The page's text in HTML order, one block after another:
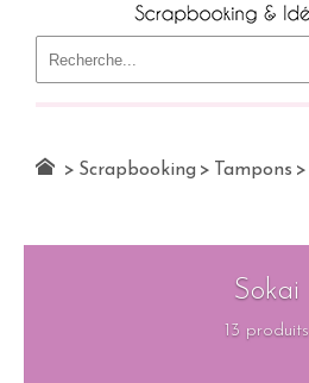
> Scrapbooking > Tampons >
Sokai
13 produits